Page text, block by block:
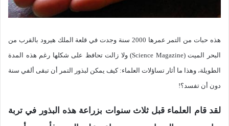
هذه حبات من التمر عمرها 2000 سنة وجدت في قلعة الملك هيرود بالقرب من
البحر الميت (Science Magazine) ولا زالت تحافظ على شكلها رغم هذه المدة
الطويلة، وهذا ما أثار تساؤلات العلماء: كيف يمكن لبذور التمر أن تبقى ألفي سنة
دون أن تفسد؟!
لقد قام العلماء قبل ثلاث سنوات بزراعة هذه البذور في تربة